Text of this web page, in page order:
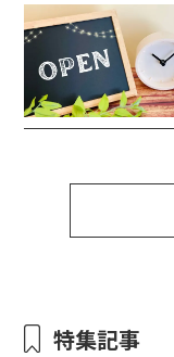
特集記事